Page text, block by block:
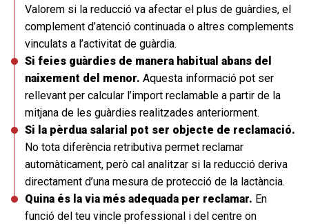
Valorem si la reducció va afectar el plus de guàrdies, el
complement d’atenció continuada o altres complements
vinculats a l’activitat de guàrdia.
Si feies guàrdies de manera habitual abans del
naixement del menor. Aquesta informació pot ser
rellevant per calcular l’import reclamable a partir de la
mitjana de les guàrdies realitzades anteriorment.
Si la pèrdua salarial pot ser objecte de reclamació.
No tota diferència retributiva permet reclamar
automàticament, però cal analitzar si la reducció deriva
directament d’una mesura de protecció de la lactància.
Quina és la via més adequada per reclamar. En
funció del teu vincle professional i del centre on